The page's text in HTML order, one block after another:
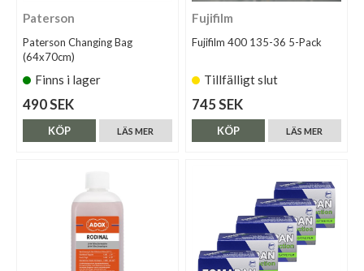
Paterson
Paterson Changing Bag
(64x70cm)
Finns i lager
490 SEK
LÄS MER
KÖP
Fujifilm
Fujifilm 400 135-36 5-Pack
Tillfälligt slut
745 SEK
LÄS MER
KÖP